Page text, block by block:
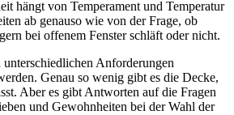
hängt von Temperament und Temperatur
ab genauso wie von der Frage, ob
bei offenem Fenster schläft oder nicht.
Anforderungen
Genau so wenig gibt es die Decke,
Aber es gibt Antworten auf die Fragen
und Gewohnheiten bei der Wahl der